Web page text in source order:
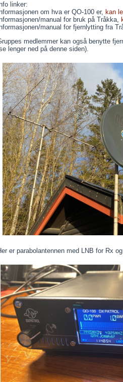
linker:
om hva er QO-100 er, kan
manual for bruk på Tråkka,
manual for fjernlytting fra
medlemmer kan også benytte
lenger ned på denne siden).
er parabolantennen med LNB for Rx